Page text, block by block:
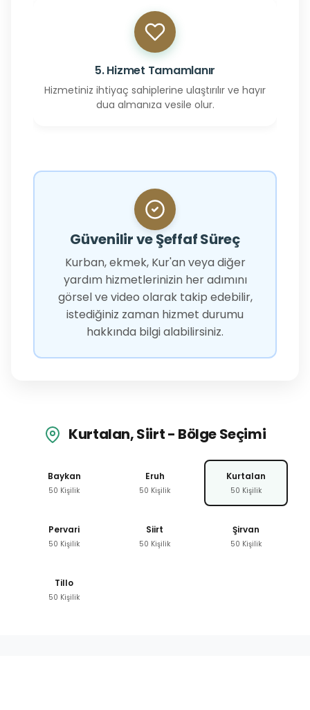
5. Hizmet Tamamlanır
Hizmetiniz ihtiyaç sahiplerine ulaştırılır ve hayır
dua almanıza vesile olur.
Güvenilir ve Şeffaf Süreç
Kurban, ekmek, Kur'an veya diğer
yardım hizmetlerinizin her adımını
görsel ve video olarak takip edebilir,
istediğiniz zaman hizmet durumu
hakkında bilgi alabilirsiniz.
Kurtalan, Siirt - Bölge Seçimi
Baykan
50 Kişilik
Eruh
50 Kişilik
Kurtalan
50 Kişilik
Pervari
50 Kişilik
Siirt
50 Kişilik
Şirvan
50 Kişilik
Tillo
50 Kişilik